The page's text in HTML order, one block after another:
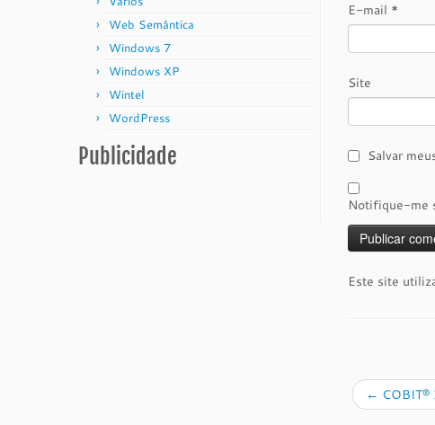
Web Semântica
Windows 7
Windows XP
Wintel
WordPress
Publicidade
E-mail *
Site
Salvar
Notifique-me
Este site
←